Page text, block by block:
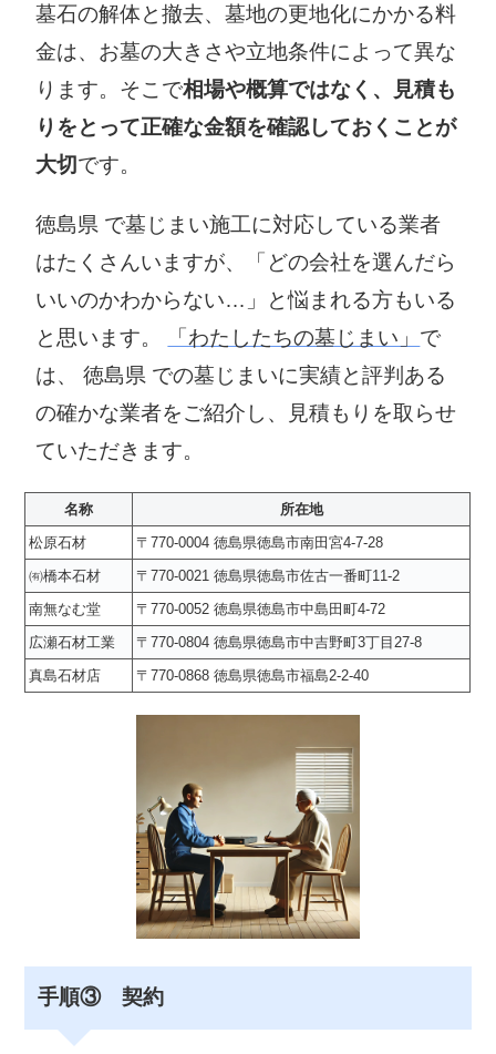
墓石の解体と撤去、墓地の更地化にかかる料
金は、お墓の大きさや立地条件によって異な
ります。そこで相場や概算ではなく、見積も
りをとって正確な金額を確認しておくことが
大切です。
徳島県 で墓じまい施工に対応している業者
はたくさんいますが、「どの会社を選んだら
いいのかわからない…」と悩まれる方もいる
と思います。
「わたしたちの墓じまい」 で
は、 徳島県 での墓じまいに実績と評判ある
の確かな業者をご紹介し、見積もりを取らせ
ていただきます。
名称
所在地
松原石材
〒770-0004 徳島県徳島市南田宮4-7-28
㈲橋本石材
〒770-0021 徳島県徳島市佐古一番町11-2
南無なむ堂
〒770-0052 徳島県徳島市中島田町4-72
広瀬石材工業
〒770-0804 徳島県徳島市中吉野町3丁目27-8
真島石材店
〒770-0868 徳島県徳島市福島2-2-40
手順③ 契約